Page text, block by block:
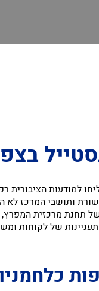
למודעות
ותושבי המרכז
מרכזית המפרץ,
של לקוחות